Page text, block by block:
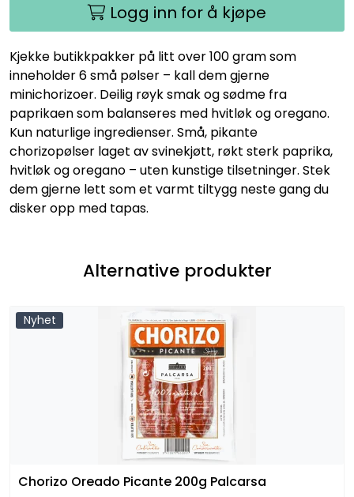
Logg inn for å kjøpe
Kjekke butikkpakker på litt over 100 gram som
inneholder 6 små pølser – kall dem gjerne
minichorizoer. Deilig røyk smak og sødme fra
paprikaen som balanseres med hvitløk og oregano.
Kun naturlige ingredienser. Små, pikante
chorizopølser laget av svinekjøtt, røkt sterk paprika,
hvitløk og oregano – uten kunstige tilsetninger. Stek
dem gjerne lett som et varmt tiltygg neste gang du
disker opp med tapas.
Alternative produkter
Nyhet
Chorizo Oreado Picante 200g Palcarsa